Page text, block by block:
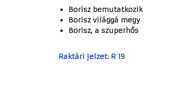
Borisz bemutatkozik
Borisz világgá megy
Borisz, a szuperhős
Raktári jelzet: R 19